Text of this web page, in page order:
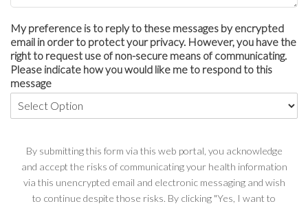
My preference is to reply to these messages by encrypted
email in order to protect your privacy. However, you have the
right to request use of non-secure means of communicating.
Please indicate how you would like me to respond to this
message
By submitting this form via this web portal, you acknowledge
and accept the risks of communicating your health information
via this unencrypted email and electronic messaging and wish
to continue despite those risks. By clicking "Yes, I want to